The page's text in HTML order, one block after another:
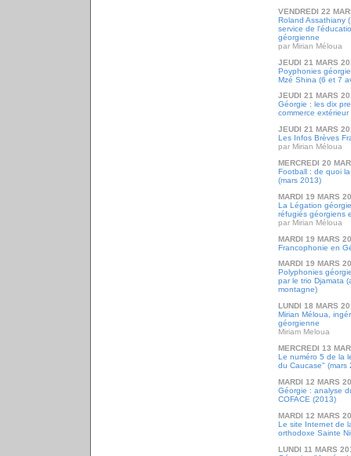
VENDREDI 22
Roland Assathiany
service de
géorgienne
par Mirian Méloua
JEUDI 21 MARS
Poyphonies
Mzé Shina (6 et 7
JEUDI 21 MARS
Géorgie : les dix
commerce extérieur
JEUDI 21 MARS
Les Infos Brèves
par Mirian Méloua
MERCREDI 20
Football : de quoi
(mars 2013)
MARDI 19 MARS
La Légation
réfugiés géorgiens
par Mirian Méloua
MARDI 19 MARS
Francophonie en
MARDI 19 MARS
Polyphonies
par le trio Djamata
montagne)
LUNDI 18 MARS
Mirian Méloua,
géorgienne
Miriam Meloua
MERCREDI 13
Le numéro 5 de la
du Caucase" (mars
MARDI 12 MARS
Géorgie : analyse
COFACE (2013)
MARDI 12 MARS
Le site Internet de
orthodoxe Sainte
LUNDI 11 MARS